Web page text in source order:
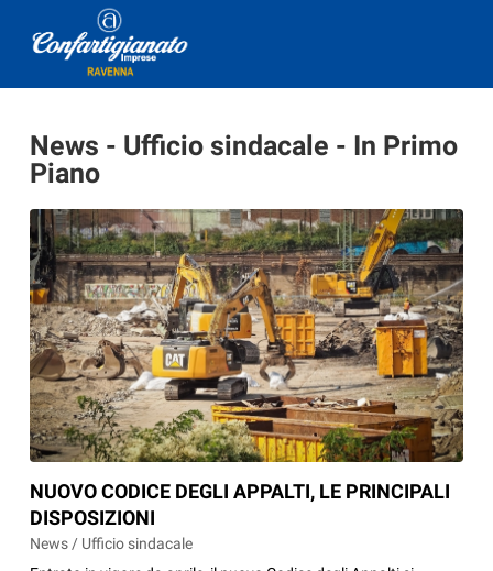
News - Ufficio sindacale - In Primo
Piano
NUOVO CODICE DEGLI APPALTI, LE PRINCIPALI
DISPOSIZIONI
News / Ufficio sindacale